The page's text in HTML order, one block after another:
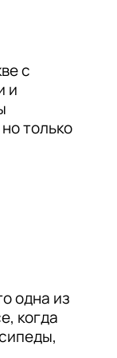
а
с
и
только
пор
что
одна из
когда